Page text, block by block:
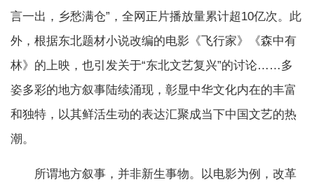
言一出，乡愁满仓”，全网正片播放量累计超10亿次。此
外，根据东北题材小说改编的电影《飞行家》《森中有
林》的上映，也引发关于“东北文艺复兴”的讨论……多
姿多彩的地方叙事陆续涌现，彰显中华文化内在的丰富
和独特，以其鲜活生动的表达汇聚成当下中国文艺的热
潮。
所谓地方叙事，并非新生事物。以电影为例，改革